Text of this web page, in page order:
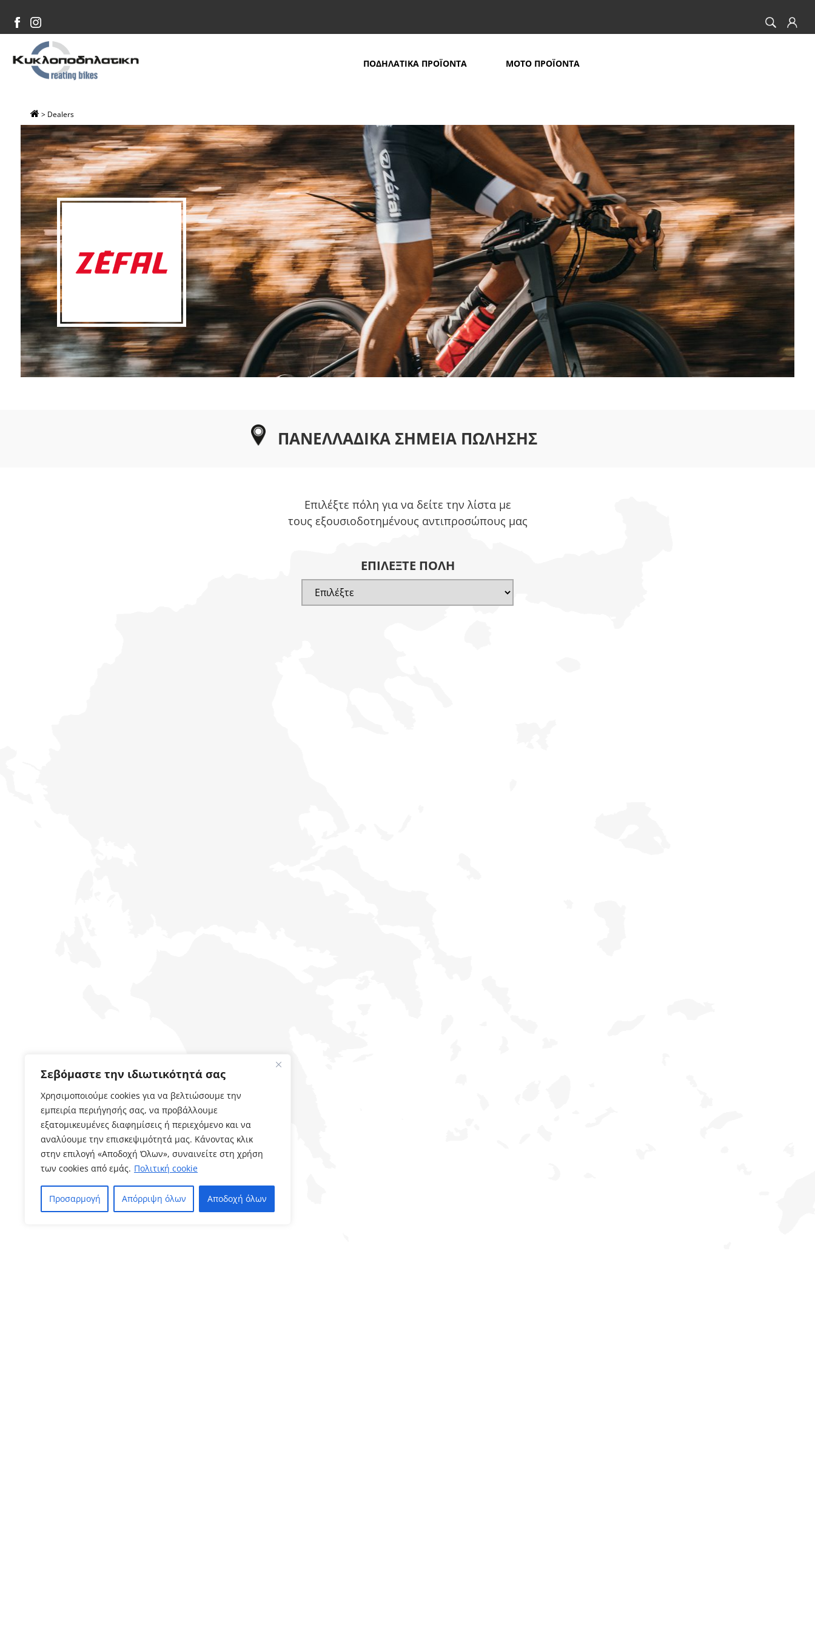
Σεβόμαστε την ιδιωτικότητά σας
Χρησιμοποιούμε cookies για να βελτιώσουμε την
εμπειρία περιήγησής σας, να προβάλλουμε
εξατομικευμένες διαφημίσεις ή περιεχόμενο και να
αναλύουμε την επισκεψιμότητά μας. Κάνοντας κλικ
στην επιλογή «Αποδοχή Όλων», συναινείτε στη χρήση
των cookies από εμάς. Πολιτική cookie
Προσαρμογή Απόρριψη όλων Αποδοχή όλων
ΠΟΔΗΛΑΤΙΚΑ ΠΡΟΪΟΝΤΑ ΜΟΤΟ ΠΡΟΪΟΝΤΑ
>Dealers
ΠΑΝΕΛΛΑΔΙΚΆ ΣΗΜΕΊΑ ΠΏΛΗΣΗΣ
Επιλέξτε πόλη για να δείτε την λίστα με
τους εξουσιοδοτημένους αντιπροσώπους μας
ΕΠΙΛΈΞΤΕ ΠΌΛΗ